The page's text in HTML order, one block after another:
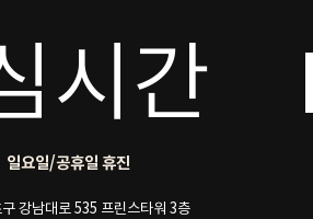
시간
일요일/공휴일 휴진
강남대로 535 프린스타워 3층